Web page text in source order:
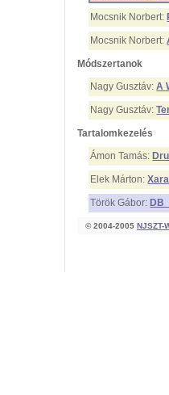
Mocsnik Norbert:
Mocsnik Norbert:
Módszertanok
Nagy Gusztáv:A
Nagy Gusztáv:
Tartalomkezelés
Ámon Tamás:
Elek Márton:
Török Gábor:
© 2004-2005 NJSZT-